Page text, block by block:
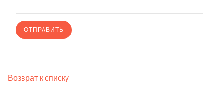
Возврат к списку